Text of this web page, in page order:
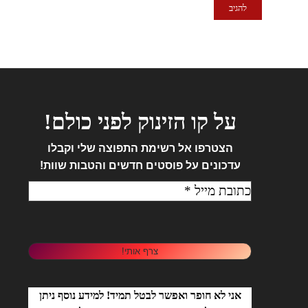
על קו הזינוק לפני כולם!
הצטרפו אל רשימת התפוצה שלי וקבלו
עדכונים על פוסטים חדשים והטבות שוות!
אני לא חופר ואפשר לבטל תמיד! למידע נוסף ניתן